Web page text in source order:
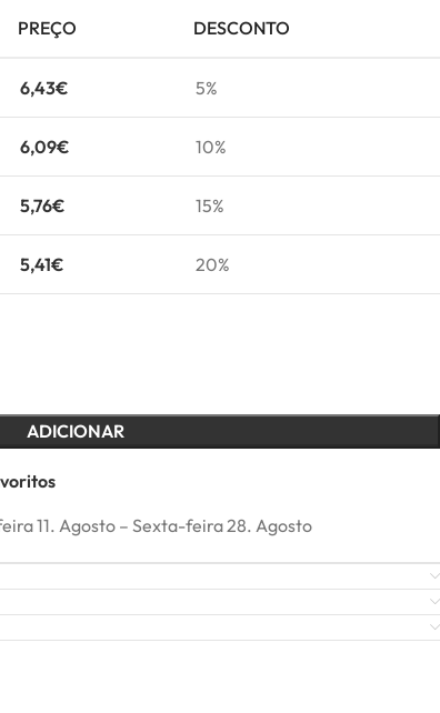
PREÇO DESCONTO
6,43€ 5%
6,09€ 10%
5,76€ 15%
5,41€ 20%
ADICIONAR
11. Agosto – Sexta-feira 28. Agosto